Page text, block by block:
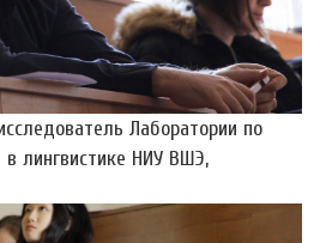
Лаборатории по
лингвистике НИУ ВШЭ,